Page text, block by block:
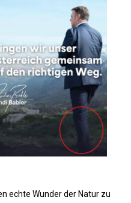
echte Wunder der Natur zu